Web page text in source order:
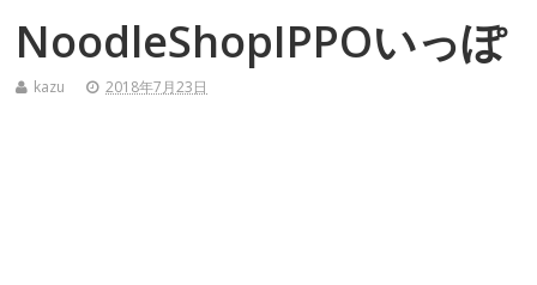
NoodleShopIPPOいっぽ
kazu 2018年7月23日